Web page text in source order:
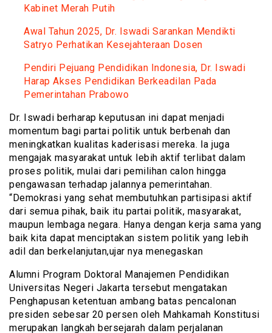
Kabinet Merah Putih
Awal Tahun 2025, Dr. Iswadi Sarankan Mendikti
Satryo Perhatikan Kesejahteraan Dosen
Pendiri Pejuang Pendidikan Indonesia, Dr. Iswadi
Harap Akses Pendidikan Berkeadilan Pada
Pemerintahan Prabowo
Dr. Iswadi berharap keputusan ini dapat menjadi
momentum bagi partai politik untuk berbenah dan
meningkatkan kualitas kaderisasi mereka. Ia juga
mengajak masyarakat untuk lebih aktif terlibat dalam
proses politik, mulai dari pemilihan calon hingga
pengawasan terhadap jalannya pemerintahan.
“Demokrasi yang sehat membutuhkan partisipasi aktif
dari semua pihak, baik itu partai politik, masyarakat,
maupun lembaga negara. Hanya dengan kerja sama yang
baik kita dapat menciptakan sistem politik yang lebih
adil dan berkelanjutan,ujar nya menegaskan
Alumni Program Doktoral Manajemen Pendidikan
Universitas Negeri Jakarta tersebut mengatakan
Penghapusan ketentuan ambang batas pencalonan
presiden sebesar 20 persen oleh Mahkamah Konstitusi
merupakan langkah bersejarah dalam perjalanan